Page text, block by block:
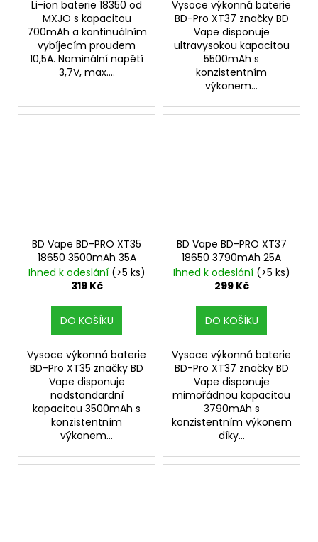
Li-ion baterie 18350 od
MXJO s kapacitou
700mAh a kontinuálním
vybíjecím proudem
10,5A. Nominální napětí
3,7V, max....
Vysoce výkonná baterie
BD-Pro XT37 značky BD
Vape disponuje
ultravysokou kapacitou
5500mAh s
konzistentním
výkonem...
BD Vape BD-PRO XT35
18650 3500mAh 35A
Ihned k odeslání (>5 ks)
319 Kč
DO KOŠÍKU
Vysoce výkonná baterie
BD-Pro XT35 značky BD
Vape disponuje
nadstandardní
kapacitou 3500mAh s
konzistentním
výkonem...
BD Vape BD-PRO XT37
18650 3790mAh 25A
Ihned k odeslání (>5 ks)
299 Kč
DO KOŠÍKU
Vysoce výkonná baterie
BD-Pro XT37 značky BD
Vape disponuje
mimořádnou kapacitou
3790mAh s
konzistentním výkonem
díky...